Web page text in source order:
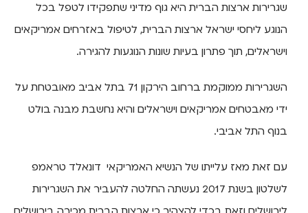
שגרירות ארצות הברית היא גוף מדיני שתפקידו לטפל בכל
הנוגע ליחסי ישראל ארצות הברית, לטיפול באזרחים אמריקאים
וישראלים, תוך פתרון בעיות שונות הנוגעות להגירה.
השגרירות ממוקמת ברחוב הירקון 71 בתל אביב מאובטחת על
ידי מאבטחים אמריקאים וישראלים והיא נחשבת מבנה בולט
בנוף התל אביבי.
עם זאת מאז עלייתו של הנשיא האמריקאי דונאלד טראמפ
לשלטון בשנת 2017 נעשתה החלטה להעביר את השגרירות